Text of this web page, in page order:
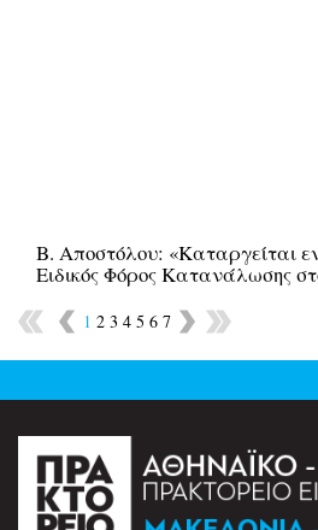
Β. Αποστόλου: «Καταργείται
Ειδικός Φόρος Κατανάλωσης
1 2 3 4 5 6 7